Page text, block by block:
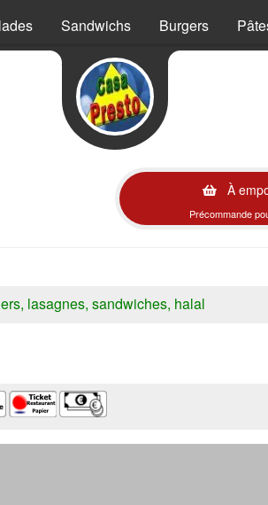
Sandwichs Burgers
À
Précommande
lasagnes, sandwiches, halal